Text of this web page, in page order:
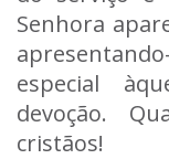
Senhora
especial
devoção.
cristãos!